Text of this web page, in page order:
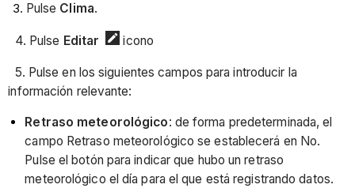
Pulse Clima.
4. Pulse Editar icono
5. Pulse en los siguientes campos para introducir la
información relevante:
Retraso meteorológico: de forma predeterminada, el
campo Retraso meteorológico se establecerá en No.
Pulse el botón para indicar que hubo un retraso
meteorológico el día para el que está registrando datos.